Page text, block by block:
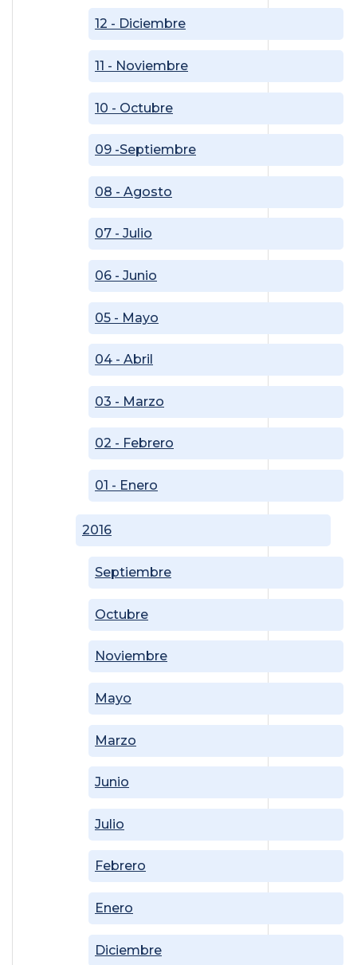
2016
Diciembre
Enero
Febrero
Julio
Junio
Marzo
Mayo
Noviembre
Octubre
Septiembre
01 - Enero
02 - Febrero
03 - Marzo
04 - Abril
05 - Mayo
06 - Junio
07 - Julio
08 - Agosto
09 -Septiembre
10 - Octubre
11 - Noviembre
12 - Diciembre